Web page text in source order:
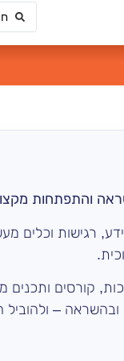
והתפתחות
רגישות וכלים
קורסים ותכנים
– ולהוביל